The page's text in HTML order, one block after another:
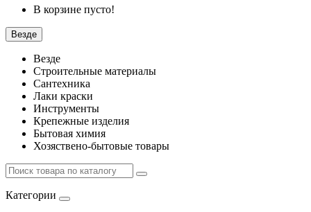
В корзине пусто!
Везде
Везде
Строительные материалы
Сантехника
Лаки краски
Инструменты
Крепежные изделия
Бытовая химия
Хозяствено-бытовые товары
Категории